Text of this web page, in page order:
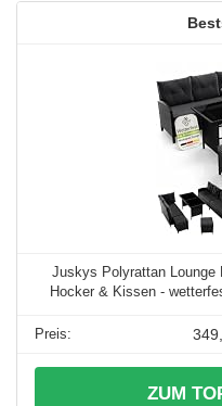
Juskys Polyrattan
Hocker & Kissen -
ZUM